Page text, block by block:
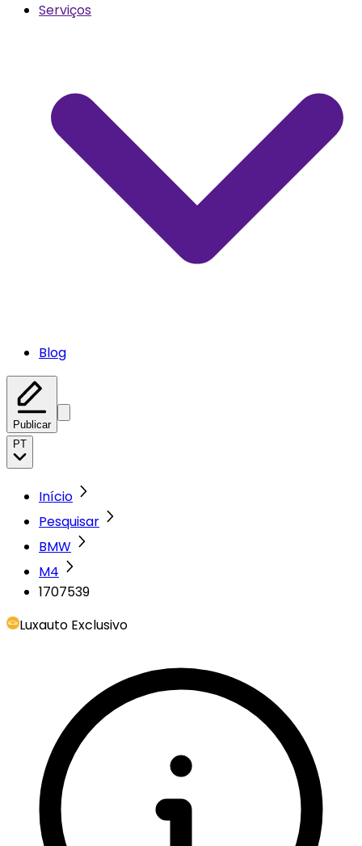
Serviços
Blog
Publicar
PT
Início
Pesquisar
BMW
M4
1707539
Luxauto Exclusivo